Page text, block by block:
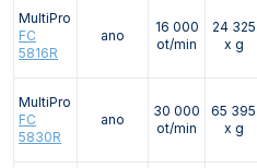
MultiPro
FC
5816R
ano
16 000
ot/min
24 325
x g
MultiPro
FC
5830R
ano
30 000
ot/min
65 395
x g